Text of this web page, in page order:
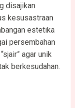
disajikan
kesusastraan
estetika
persembahan
agar unik
berkesudahan.